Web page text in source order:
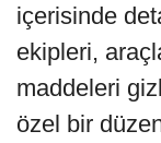
içerisinde
ekipleri,
maddeleri
özel bir